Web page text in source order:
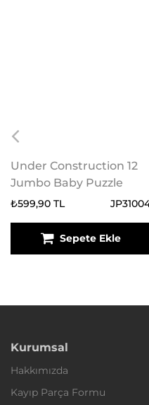
Under Construction 12
Jumbo Baby Puzzle
₺599,90 TL
Sepete Ekle
Kurumsal
Hakkımızda
Kayıp Parça Formu